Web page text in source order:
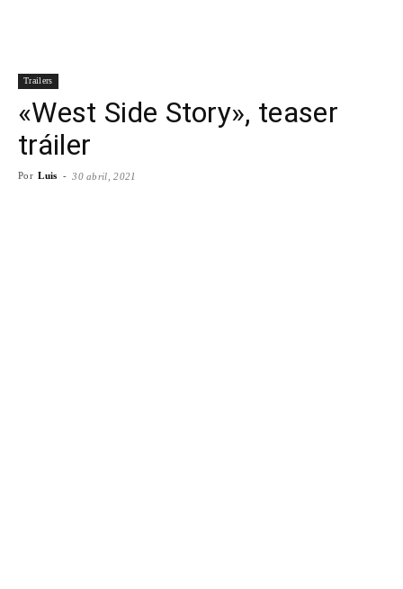
Trailers
«West Side Story», teaser
tráiler
Por Luis - 30 abril, 2021